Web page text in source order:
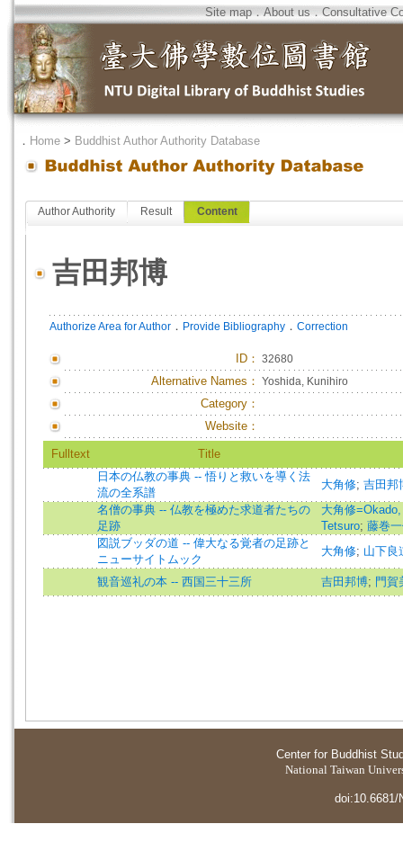
Site map．About us．Consultative
． Home > Buddhist Author Authority Database
Author Authority Result Content
吉田邦博
Authorize Area for Author ． Provide Bibliography ． Correction
ID ： 32680
Alternative Names： Yoshida, Kunihiro
Category：
Website：
Fulltext
Title
日本の仏教の事典 -- 悟りと救いを導く法
流の全系譜
大角修; 吉田邦
名僧の事典 -- 仏教を極めた求道者たちの
足跡
大角修
Tetsuro; 藤巻
図説ブッダの道 -- 偉大なる覚者の足跡と
ニューサイトムック
大角修; 山下良
観音巡礼の本 -- 西国三十三所 吉田邦博; 門賀
Center for Buddhist
National Taiwan
doi:10.6681/